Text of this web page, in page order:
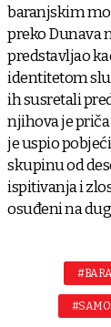
baranjskim
preko Dunava
predstavljao
identitetom
ih susretali
njihova je
je uspio
skupinu od
ispitivanja i
osuđeni na